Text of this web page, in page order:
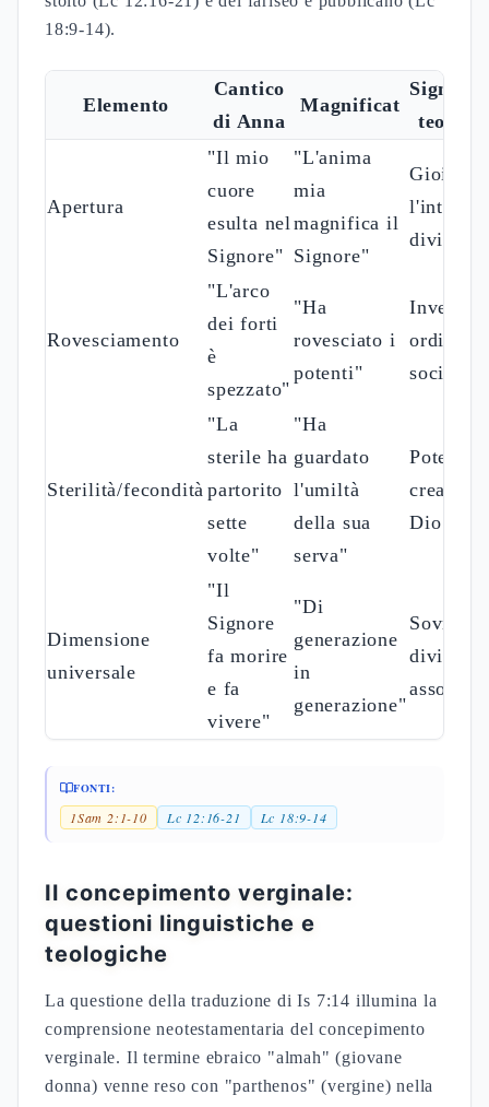
Maria nella teologia patristica:
Ireneo, Efrem il Siro, Gregorio
giovannea: dalla tipologia vetero-
testamentaria alla ecclesiologia
La mariologia teologia giovannea presenta la
ecclesiologica unica, dove la madre di Gesù
diventa personificazione della Nuova
Gerusalemme. Nel Quarto Vangelo, la madre di
Gesù non è mai chiamata per nome Maria, ma
identificata con i termini cristologici "donna" e
economia salvifica. La fede di Maria viene
trasmessa ai discepoli attraverso le modalità
dell'assenso richiesto dalla Torah, stabilendo un
siglato "il terzo giorno" (Gv 2,1-12). La tradizione
dei Settanta influenza profondamente questa
lettura, dove la παρθένος diventa segno
dimensione tipologica emergente dalla narrazione
giovannea rivela la madre di Gesù come "Madre
universale dei dispersi figli di Dio, unificati nella
persona di Cristo" (Gv 11,51-52). Questa